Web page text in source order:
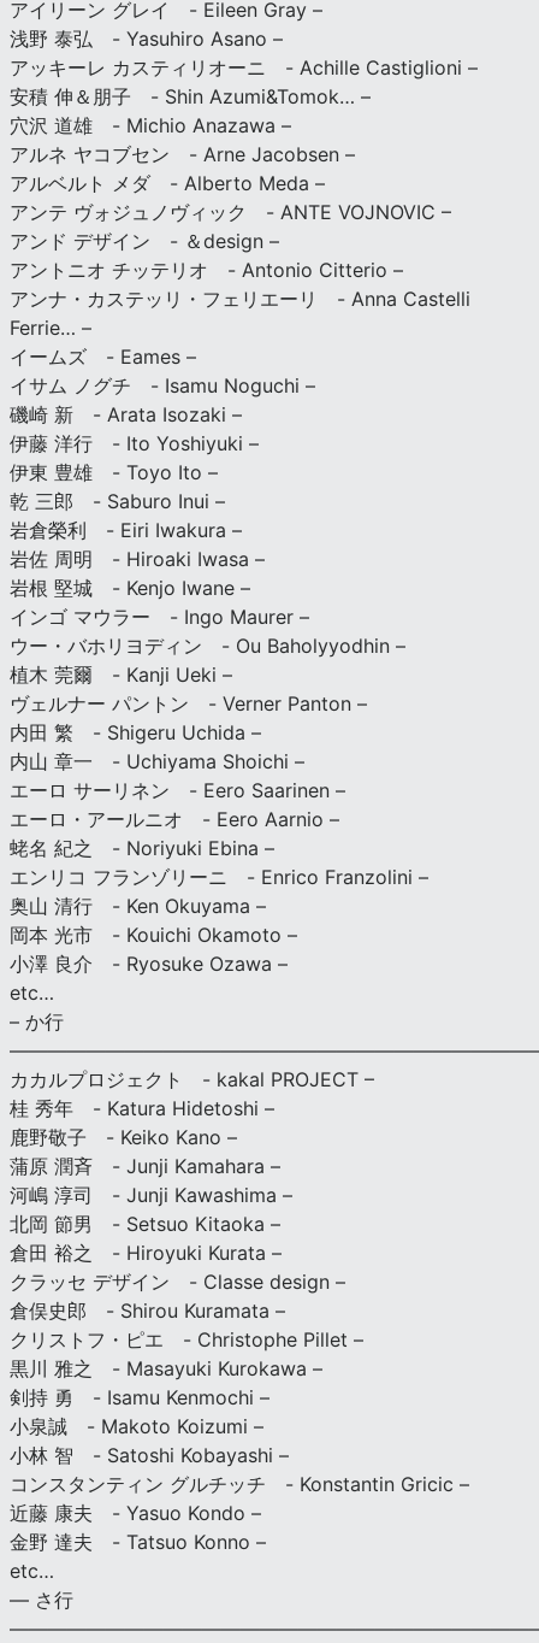
アイリーン グレイ - Eileen Gray –
浅野 泰弘 - Yasuhiro Asano –
アッキーレ カスティリオーニ - Achille Castiglioni –
安積 伸＆朋子 - Shin Azumi&Tomok… –
穴沢 道雄 - Michio Anazawa –
アルネ ヤコブセン - Arne Jacobsen –
アルベルト メダ - Alberto Meda –
アンテ ヴォジュノヴィック - ANTE VOJNOVIC –
アンド デザイン - ＆design –
アントニオ チッテリオ - Antonio Citterio –
アンナ・カステッリ・フェリエーリ - Anna Castelli
Ferrie… –
イームズ - Eames –
イサム ノグチ - Isamu Noguchi –
磯崎 新 - Arata Isozaki –
伊藤 洋行 - Ito Yoshiyuki –
伊東 豊雄 - Toyo Ito –
乾 三郎 - Saburo Inui –
岩倉榮利 - Eiri Iwakura –
岩佐 周明 - Hiroaki Iwasa –
岩根 堅城 - Kenjo Iwane –
インゴ マウラー - Ingo Maurer –
ウー・バホリヨディン - Ou Baholyyodhin –
植木 莞爾 - Kanji Ueki –
ヴェルナー パントン - Verner Panton –
内田 繁 - Shigeru Uchida –
内山 章一 - Uchiyama Shoichi –
エーロ サーリネン - Eero Saarinen –
エーロ・アールニオ - Eero Aarnio –
蛯名 紀之 - Noriyuki Ebina –
エンリコ フランゾリーニ - Enrico Franzolini –
奥山 清行 - Ken Okuyama –
岡本 光市 - Kouichi Okamoto –
小澤 良介 - Ryosuke Ozawa –
etc…
– か行
カカルプロジェクト - kakal PROJECT –
桂 秀年 - Katura Hidetoshi –
鹿野敬子 - Keiko Kano –
蒲原 潤斉 - Junji Kamahara –
河嶋 淳司 - Junji Kawashima –
北岡 節男 - Setsuo Kitaoka –
倉田 裕之 - Hiroyuki Kurata –
クラッセ デザイン - Classe design –
倉俣史郎 - Shirou Kuramata –
クリストフ・ピエ - Christophe Pillet –
黒川 雅之 - Masayuki Kurokawa –
剣持 勇 - Isamu Kenmochi –
小泉誠 - Makoto Koizumi –
小林 智 - Satoshi Kobayashi –
コンスタンティン グルチッチ - Konstantin Gricic –
近藤 康夫 - Yasuo Kondo –
金野 達夫 - Tatsuo Konno –
etc…
— さ行